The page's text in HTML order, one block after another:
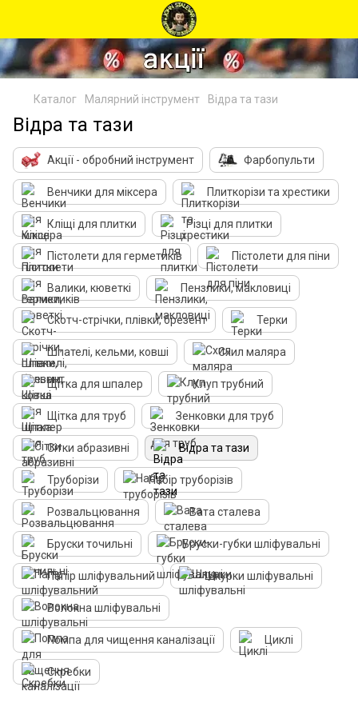
Каталог Малярний інструмент Відра та тази
Відра та тази
Акції - обробний інструмент Фарбопульти
Венчики для міксера Плиткорізи та хрестики
Кліщі для плитки Різці для плитки
Пістолети для герметиків Пістолети для піни
Валики, кюветкі Пензлики, макловиці
Скотч-стрічки, плівки, брезент Терки
Шпателі, кельми, ковші Схил маляра
Щітка для шпалер Клуп трубний
Щітка для труб Зенковки для труб
Сітки абразивні Відра та тази
Труборізи Набір труборізів
Розвальцювання Вата сталева
Бруски точильні Бруски-губки шліфувальні
Папір шліфувальний Шкурки шліфувальні
Волокна шліфувальні
Помпа для чищення каналізації Циклі
Скребки